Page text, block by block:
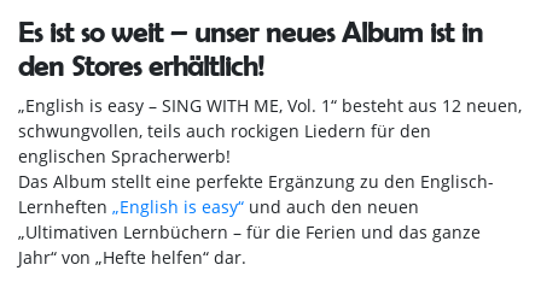
Es ist so weit – unser neues Album ist in
den Stores erhältlich!
„English is easy – SING WITH ME, Vol. 1“ besteht aus 12 neuen,
schwungvollen, teils auch rockigen Liedern für den
englischen Spracherwerb!
Das Album stellt eine perfekte Ergänzung zu den Englisch-
Lernheften „English is easy“ und auch den neuen
„Ultimativen Lernbüchern – für die Ferien und das ganze
Jahr“ von „Hefte helfen“ dar.